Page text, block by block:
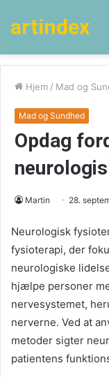
artindex
Hjem / Mad og
Mad og Sundhed
Opdag
Martin 28.
Neurologisk
fysioterapi, der
neurologiske
hjælpe personer
nervesystemet,
nerverne. Ved at
metoder sigter
patientens